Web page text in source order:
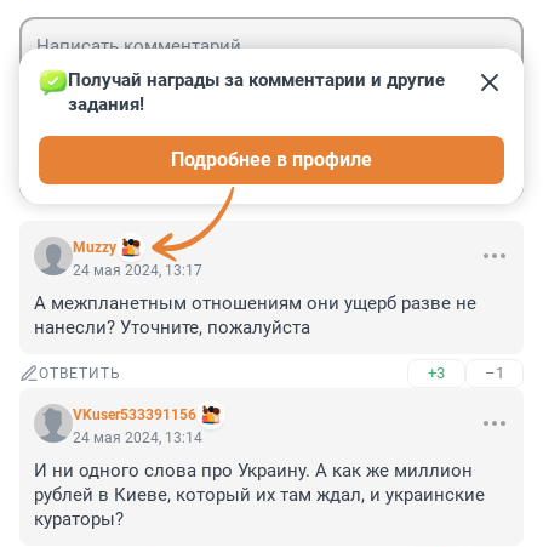
Muzzy
Получай награды за комментарии и другие
задания!
Подробнее в профиле
24 мая 2024, 13:17
А межпланетным отношениям они ущерб разве не
нанесли? Уточните, пожалуйста
ОТВЕТИТЬ +3 –1
VKuser533391156
24 мая 2024, 13:14
И ни одного слова про Украину. А как же миллион
рублей в Киеве, который их там ждал, и украинские
кураторы?